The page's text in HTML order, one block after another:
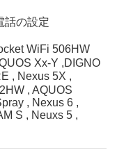
の設定
WiFi 506HW
Xx-Y ,DIGNO
, Nexus 5X ,
, AQUOS
, Nexus 6 ,
S , Neuxs 5 ,